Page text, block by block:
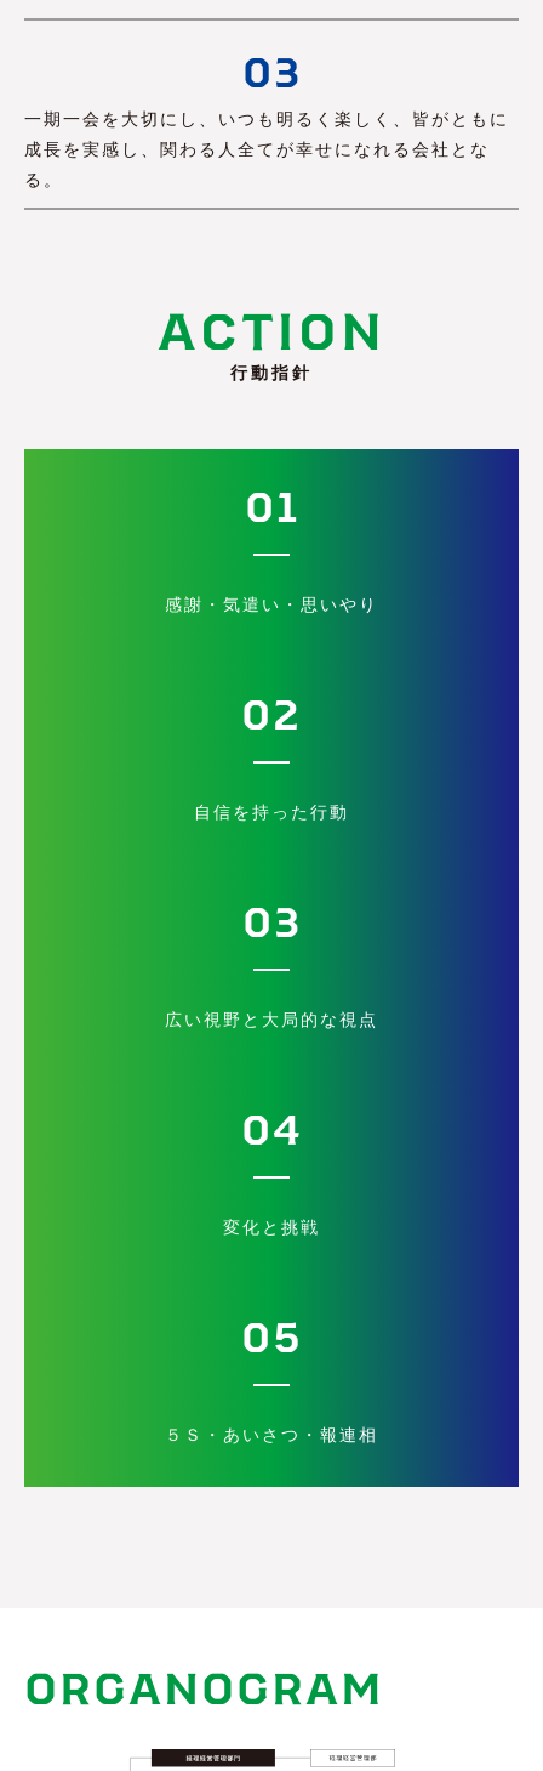
03
一期一会を大切にし、いつも明るく楽しく、皆がともに
成長を実感し、関わる人全てが幸せになれる会社とな
る。
ACTION
行動指針
01
感謝・気遣い・思いやり
02
自信を持った行動
03
広い視野と大局的な視点
04
変化と挑戦
05
５Ｓ・あいさつ・報連相
ORGANOGRAM